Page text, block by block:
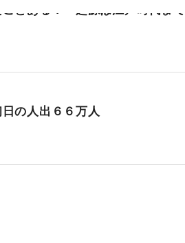
ことある？ 起源は江戸時代まで
の人出６６万人